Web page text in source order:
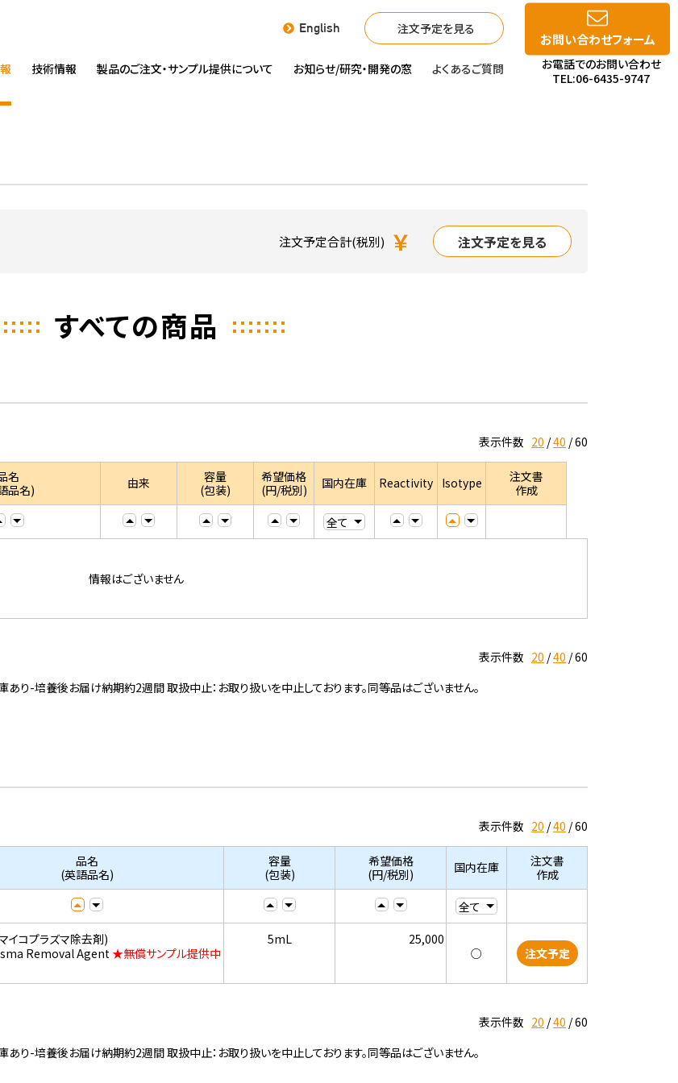
English 注文予定を見る
技術情報 製品のご注文・サンプル提供について お知らせ/研究・開発の窓 よくあるご質問
お問い合わせフォーム
お電話でのお問い合わせ
TEL:06-6435-9747
注文予定合計(税別) ￥ 注文予定を見る
すべての商品
表示件数 20 40 60
名
品名)
由来
容量
(包装)
希望価格
(円/税別)
国内在庫 Reactivity Isotype
注文書
作成
情報はございません
表示件数 20 40 60
り-培養後お届け納期約2週間 取扱中止：お取り扱いを中止しております。同等品はございません。
表示件数 20 40 60
品名
(英語品名)
容量
(包装)
希望価格
(円/税別)
国内在庫
注文書
作成
イコプラズマ除去剤)
Removal Agent★無償サンプル提供中
5mL
25,000
○
注文予定
表示件数 20 40 60
り-培養後お届け納期約2週間 取扱中止：お取り扱いを中止しております。同等品はございません。